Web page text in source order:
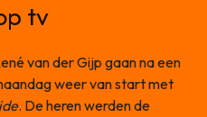
tv
van der Gijp gaan na een
weer van start met
. De heren werden de